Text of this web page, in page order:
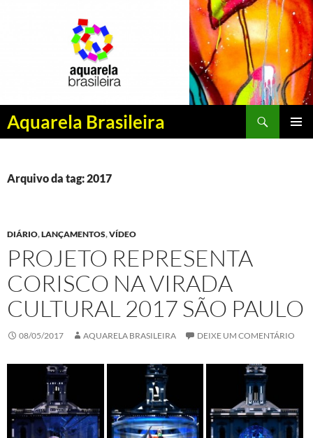
Aquarela Brasileira
Pesquisar
PULAR
CONTEÚDO
Arquivo da tag: 2017
DIÁRIO,LANÇAMENTOS,VÍDEO
PROJETO REPRESENTA
CORISCO NA VIRADA
CULTURAL 2017 SÃO PAULO
08/05/2017 AQUARELA BRASILEIRA DEIXE UM COMENTÁRIO